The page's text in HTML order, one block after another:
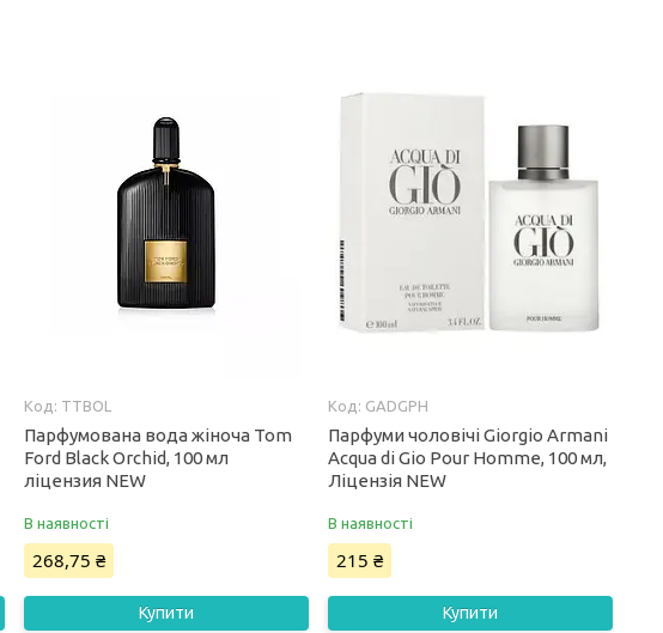
TTBOL
Парфумована вода жіноча Tom
Ford Black Orchid, 100 мл
ліцензия NEW
В наявності
268,75 ₴
Купити
GADGPH
Парфуми чоловічі Giorgio Armani
Acqua di Gio Pour Homme, 100 мл,
Ліцензія NEW
В наявності
215 ₴
Купити